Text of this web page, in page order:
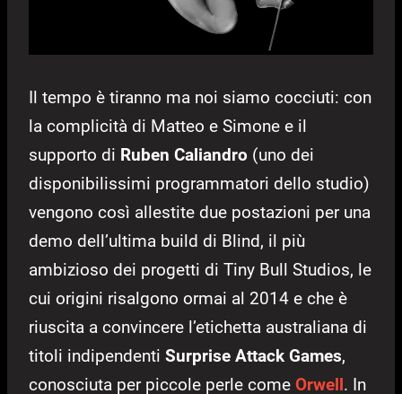
Il tempo è tiranno ma noi siamo cocciuti: con
la complicità di Matteo e Simone e il
supporto di Ruben Caliandro (uno dei
disponibilissimi programmatori dello studio)
vengono così allestite due postazioni per una
demo dell’ultima build di Blind, il più
ambizioso dei progetti di Tiny Bull Studios, le
cui origini risalgono ormai al 2014 e che è
riuscita a convincere l’etichetta australiana di
titoli indipendenti Surprise Attack Games,
conosciuta per piccole perle come Orwell. In